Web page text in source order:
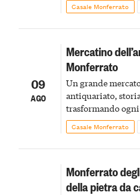
Casale Monferrato
09
AGO
Mercatino
Monferrato
Un grande
antiquariato,
trasformando ogni
Monferrato in un
Casale Monferrato
Monferrato
della pietra da